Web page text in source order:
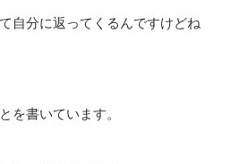
自分に返ってくるんですけどね
を書いています。